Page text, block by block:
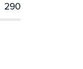
290